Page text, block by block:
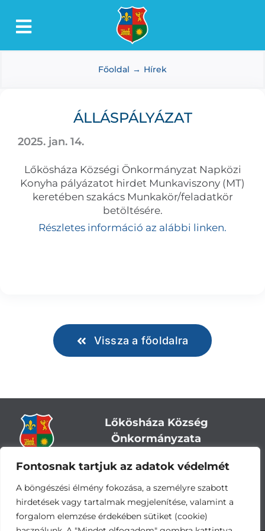
Fontosnak tartjuk az adatok védelmét
A böngészési élmény fokozása, a személyre szabott
hirdetések vagy tartalmak megjelenítése, valamint a
forgalom elemzése érdekében sütiket (cookie)
Toggle
Lőkösháza
Dokumentumtár
Média
Választás
Főoldal Hírek
ÁLLÁSPÁLYÁZAT
2025. jan. 14.
Lőkösháza Községi Önkormányzat Napközi
Konyha pályázatot hirdet Munkaviszony (MT)
keretében szakács Munkakör/feladatkör
betöltésére.
Részletes információ az alábbi linken.
Vissza a főoldalra
Lőkösháza Község
Önkormányzata
Cím:5743 Lőkösháza, Eleki út 28.
Központi telefonszám:+36 66 244-244
E-mail: titkarsag@lokoshaza.hu
Hivatali Kapu: JZO28